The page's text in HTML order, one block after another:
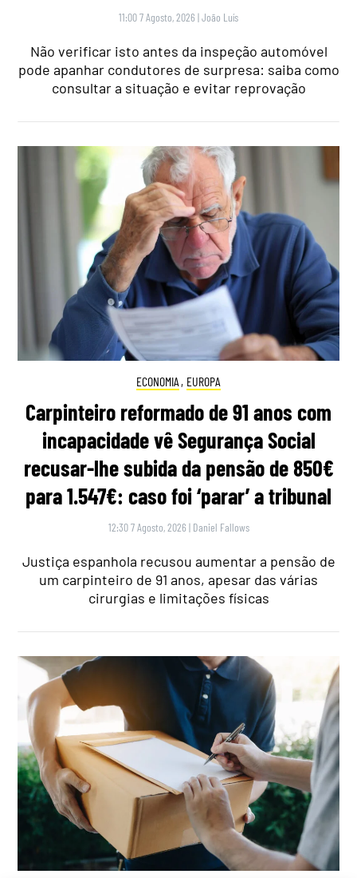
11:00 7 Agosto, 2026 |João Luís
Não verificar isto antes da inspeção automóvel
pode apanhar condutores de surpresa: saiba como
consultar a situação e evitar reprovação
ECONOMIA , EUROPA
Carpinteiro reformado de 91 anos com
incapacidade vê Segurança Social
recusar-lhe subida da pensão de 850€
para 1.547€: caso foi ‘parar’ a tribunal
12:30 7 Agosto, 2026 | Daniel Fallows
Justiça espanhola recusou aumentar a pensão de
um carpinteiro de 91 anos, apesar das várias
cirurgias e limitações físicas